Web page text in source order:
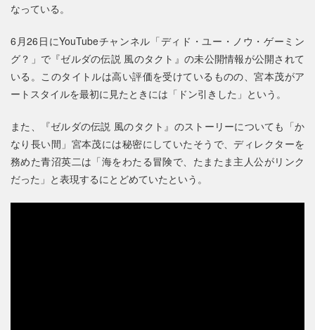
なっている。
6月26日にYouTubeチャンネル「ディド・ユー・ノウ・ゲーミン
グ？」で『ゼルダの伝説 風のタクト』の未公開情報が公開されて
いる。このタイトルは高い評価を受けているものの、宮本茂がア
ートスタイルを最初に見たときには「ドン引きした」という。
また、『ゼルダの伝説 風のタクト』のストーリーについても「か
なり長い間」宮本茂には秘密にしていたそうで、ディレクターを
務めた青沼英二は「海をわたる冒険で、たまたま主人公がリンク
だった」と表現するにとどめていたという。